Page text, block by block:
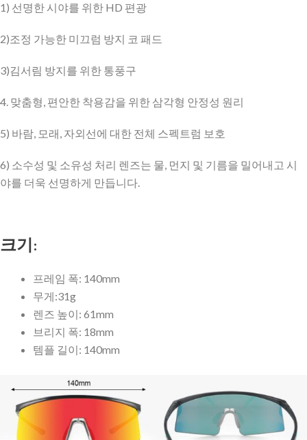
1) 선명한 시야를 위한 HD 편광
2)조정 가능한 미끄럼 방지 코 패드
3)김서림 방지를 위한 통풍구
4. 맞춤형, 편안한 착용감을 위한 삼각형 안정성 원리
5) 바람, 모래, 자외선에 대한 전체 스펙트럼 보호
6) 소수성 및 소유성 처리 렌즈는 물, 먼지 및 기름을 밀어내고 시
야를 더욱 선명하게 만듭니다.
크기:
프레임 폭: 140mm
무게:31g
렌즈 높이: 61mm
브리지 폭: 18mm
템플 길이: 140mm